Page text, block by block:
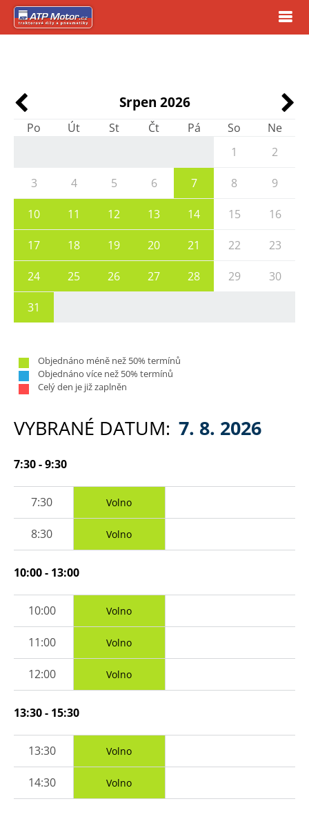
Srpen 2026
Po Út St Čt Pá So
Ne
1
2
3 4 5 6 7 8 9
10 11 12 13 14 15 16
17 18 19 20 21 22 23
24 25 26 27 28 29 30
31
Objednáno méně než 50% termínů
Objednáno více než 50% termínů
Celý den je již zaplněn
VYBRANÉ DATUM: 7. 8. 2026
7:30 - 9:30
7:30 Volno
8:30 Volno
10:00 - 13:00
10:00 Volno
11:00 Volno
12:00 Volno
13:30 - 15:30
13:30 Volno
14:30 Volno